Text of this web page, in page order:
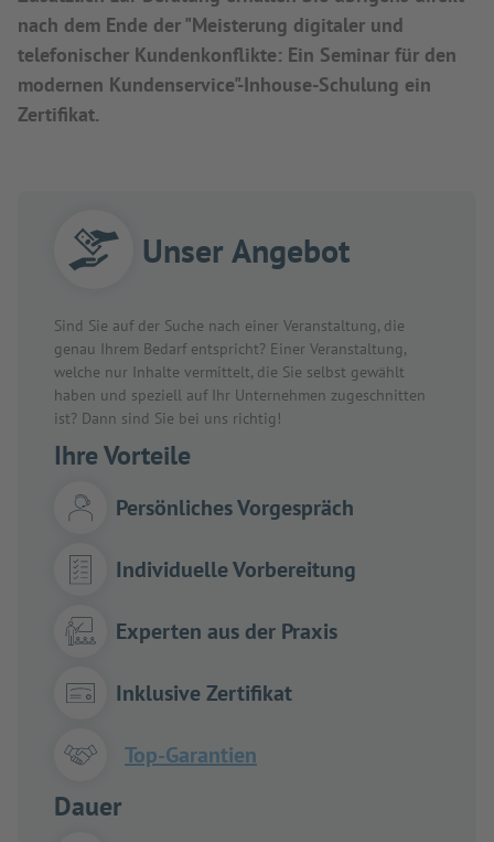
nach dem Ende der "Meisterung digitaler und
telefonischer Kundenkonflikte: Ein Seminar für den
modernen Kundenservice"-Inhouse-Schulung ein
Zertifikat.
Unser Angebot
Sind Sie auf der Suche nach einer Veranstaltung, die
genau Ihrem Bedarf entspricht? Einer Veranstaltung,
welche nur Inhalte vermittelt, die Sie selbst gewählt
haben und speziell auf Ihr Unternehmen zugeschnitten
ist? Dann sind Sie bei uns richtig!
Ihre Vorteile
Persönliches Vorgespräch
Individuelle Vorbereitung
Experten aus der Praxis
Inklusive Zertifikat
Top-Garantien
Dauer